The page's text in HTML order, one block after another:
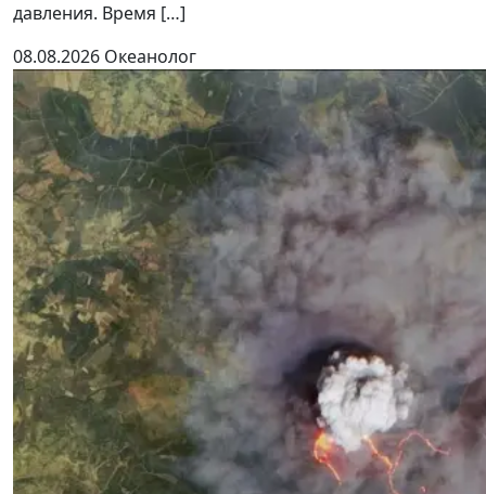
давления. Время […]
08.08.2026 Океанолог